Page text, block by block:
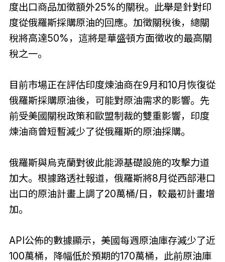
度出口商品加徵額外25%的關稅。此舉是針對印
度從俄羅斯採購原油的回應。加徵關稅後，總關
稅將高達50%，這將是華盛頓方面徵收的最高關
稅之一。
目前市場正在評估印度煉油商在9月和10月恢復從
俄羅斯採購原油後，可能對原油需求的影響。先
前受美國關稅政策和歐盟制裁的雙重影響，印度
煉油商曾短暫減少了從俄羅斯的原油採購。
俄羅斯與烏克蘭對彼此能源基礎設施的攻擊力道
加大。根據路透社報道，俄羅斯將8月從西部港口
出口的原油計畫上調了20萬桶/日，較最初計畫增
加。
API公佈的數據顯示，美國每週原油庫存減少了近
100萬桶，降幅低於預期的170萬桶，此前原油庫